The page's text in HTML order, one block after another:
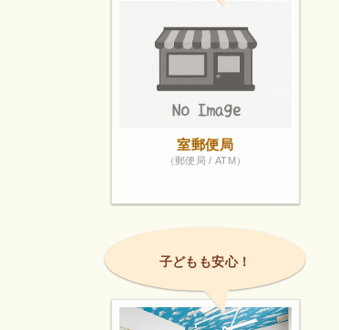
室郵便局
（郵便局 / ATM）
子どもも安心！